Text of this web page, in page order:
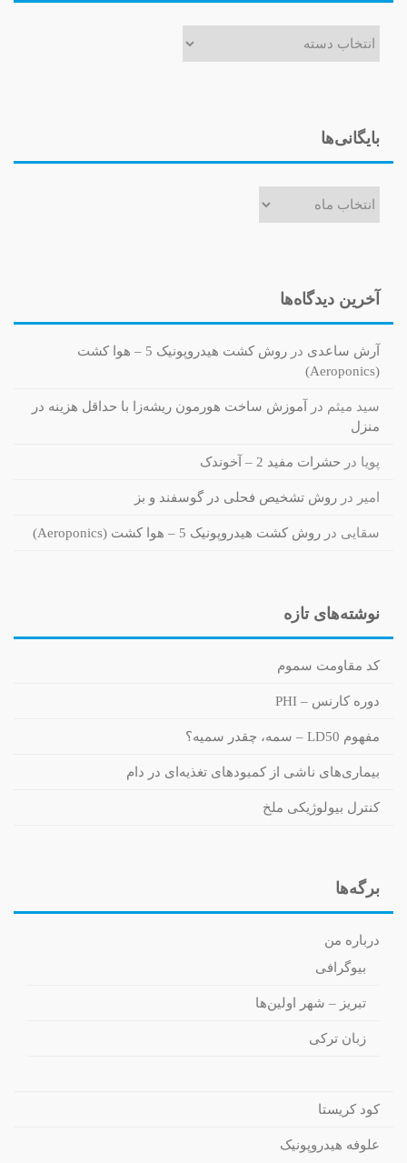
بایگانی‌ها
آخرین دیدگاه‌ها
آرش ساعدی در
روش کشت هیدروپونیک 5 – هوا کشت
(Aeroponics)
سید میثم در آموزش ساخت هورمون ریشه‌زا با حداقل هزینه در
منزل
پویا در حشرات مفید 2 – آخوندک
امیر در روش تشخیص فحلی در گوسفند و بز
سقایی در روش کشت هیدروپونیک 5 – هوا کشت (Aeroponics)
نوشته‌های تازه
کد مقاومت سموم
دوره کارنس – PHI
مفهوم LD50 – سمه، چقدر سمیه؟
بیماری‌های ناشی از کمبودهای تغذیه‌ای در دام
کنترل بیولوژیکی ملخ
برگه‌ها
درباره من
بیوگرافی
تبریز – شهر اولین‌ها
زبان ترکی
کود کریستا
علوفه هیدروپونیک